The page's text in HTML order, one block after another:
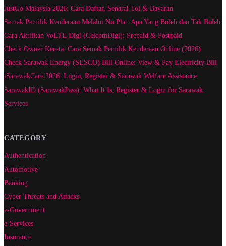
JustGo Malaysia 2026: Cara Daftar, Senarai Tol & Bayaran
Semak Pemilik Kenderaan Melalui No Plat: Apa Yang Boleh dan Tak Boleh
Cara Aktifkan VoLTE Digi (CelcomDigi): Prepaid & Postpaid
Check Owner Kereta: Cara Semak Pemilik Kenderaan Online (2026)
Check Sarawak Energy (SESCO) Bill Online: View & Pay Electricity Bill
iSarawakCare 2026: Login, Register & Sarawak Welfare Assistance
SarawakID (SarawakPass): What It Is, Register & Login for Sarawak
Services
CATEGORY
Authentication
Automotive
Banking
Cyber Threats and Attacks
e-Government
e-Services
Insurance